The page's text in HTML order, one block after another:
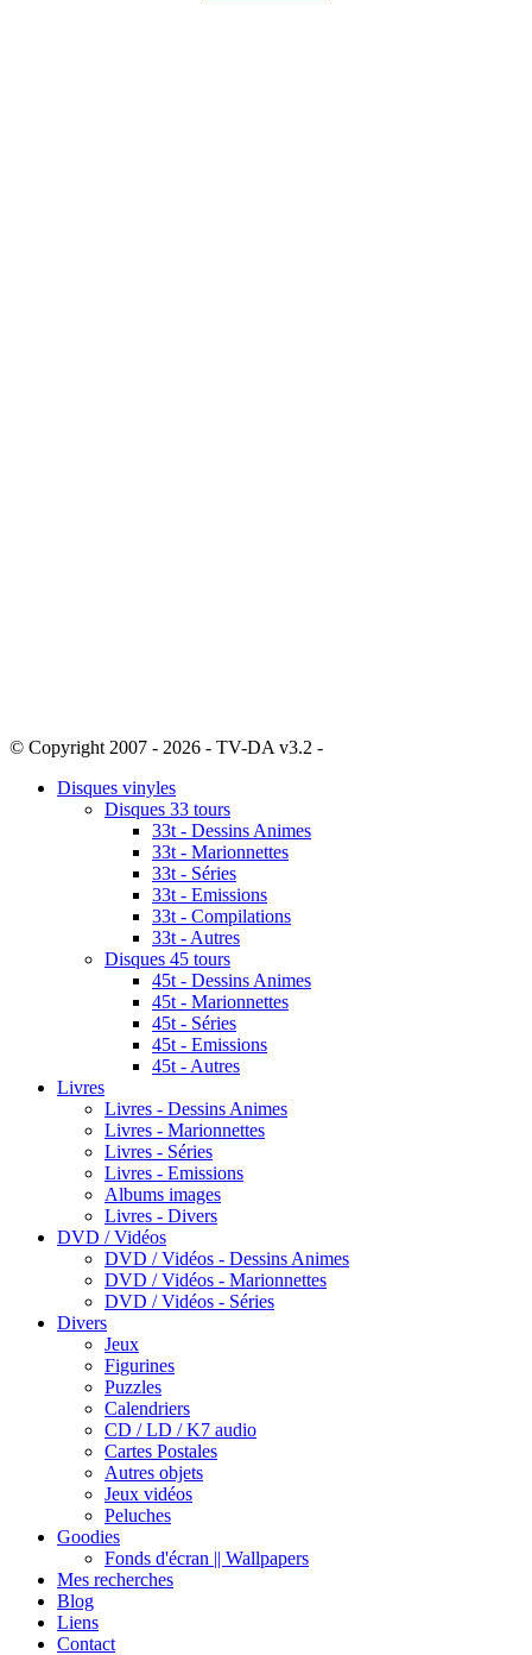
© Copyright 2007 - 2026 - TV-DA v3.2 -
Disques vinyles
Disques 33 tours
33t - Dessins Animes
33t - Marionnettes
33t - Séries
33t - Emissions
33t - Compilations
33t - Autres
Disques 45 tours
45t - Dessins Animes
45t - Marionnettes
45t - Séries
45t - Emissions
45t - Autres
Livres
Livres - Dessins Animes
Livres - Marionnettes
Livres - Séries
Livres - Emissions
Albums images
Livres - Divers
DVD / Vidéos
DVD / Vidéos - Dessins Animes
DVD / Vidéos - Marionnettes
DVD / Vidéos - Séries
Divers
Jeux
Figurines
Puzzles
Calendriers
CD / LD / K7 audio
Cartes Postales
Autres objets
Jeux vidéos
Peluches
Goodies
Fonds d'écran || Wallpapers
Mes recherches
Blog
Liens
Contact